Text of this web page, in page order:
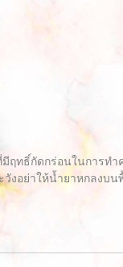
ทธิ์กัดกร่อนในการทำ
งอย่าให้น้ำยาหกลงบ